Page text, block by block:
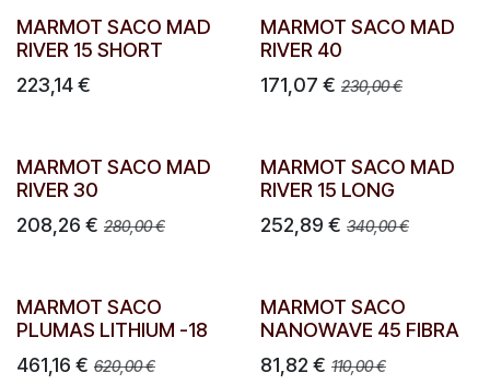
MARMOT SACO MAD
RIVER 15 SHORT
223,14€
MARMOT SACO MAD
RIVER 40
171,07 € 230,00€
MARMOT SACO MAD
RIVER 30
208,26 € 280,00€
MARMOT SACO MAD
RIVER 15 LONG
252,89 € 340,00€
MARMOT SACO
PLUMAS LITHIUM -18
461,16 € 620,00€
MARMOT SACO
NANOWAVE 45 FIBRA
81,82 € 110,00€